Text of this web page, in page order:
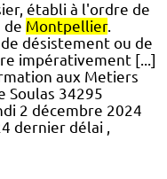
établi à l'ordre de
de Montpellier.
désistement ou de
impérativement [...]
aux Metiers
Soulas 34295
2 décembre 2024
dernier délai ,